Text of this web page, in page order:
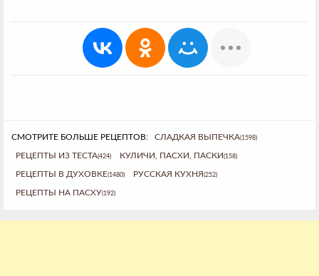
СМОТРИТЕ БОЛЬШЕ РЕЦЕПТОВ: СЛАДКАЯ ВЫПЕЧКА(1598)
РЕЦЕПТЫ ИЗ ТЕСТА(424) КУЛИЧИ, ПАСХИ, ПАСКИ(158)
РЕЦЕПТЫ В ДУХОВКЕ(1480) РУССКАЯ КУХНЯ(252)
РЕЦЕПТЫ НА ПАСХУ(192)